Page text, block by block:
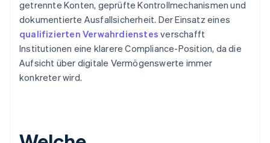
getrennte Konten, geprüfte Kontrollmechanismen und
dokumentierte Ausfallsicherheit. Der Einsatz eines
qualifizierten Verwahrdienstes verschafft
Institutionen eine klarere Compliance-Position, da die
Aufsicht über digitale Vermögenswerte immer
konkreter wird.